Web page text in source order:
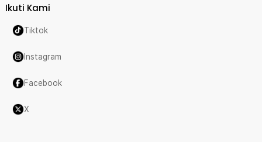
Ikuti Kami
Tiktok
Instagram
Facebook
X